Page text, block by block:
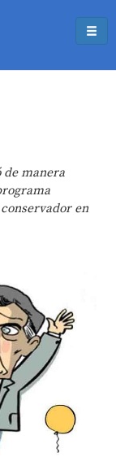
de manera
en